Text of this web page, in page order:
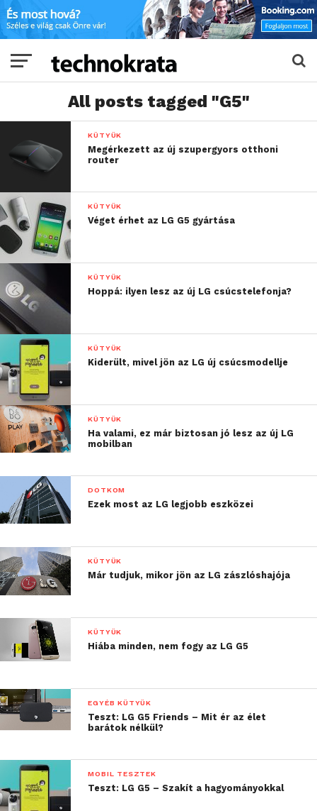
All posts tagged "G5"
KÜTYÜK
Megérkezett az új szupergyors otthoni
router
KÜTYÜK
Véget érhet az LG G5 gyártása
KÜTYÜK
Hoppá: ilyen lesz az új LG csúcstelefonja?
KÜTYÜK
Kiderült, mivel jön az LG új csúcsmodellje
KÜTYÜK
Ha valami, ez már biztosan jó lesz az új LG
mobilban
DOTKOM
Ezek most az LG legjobb eszközei
KÜTYÜK
Már tudjuk, mikor jön az LG zászlóshajója
KÜTYÜK
Hiába minden, nem fogy az LG G5
EGYÉB KÜTYÜK
Teszt: LG G5 Friends – Mit ér az élet
barátok nélkül?
MOBIL TESZTEK
Teszt: LG G5 – Szakít a hagyományokkal